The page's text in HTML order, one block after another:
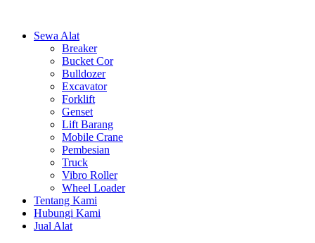
Sewa Alat
Breaker
Bucket Cor
Bulldozer
Excavator
Forklift
Genset
Lift Barang
Mobile Crane
Pembesian
Truck
Vibro Roller
Wheel Loader
Tentang Kami
Hubungi Kami
Jual Alat